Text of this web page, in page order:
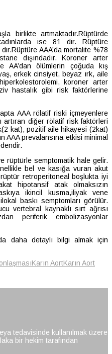
birlikte artmaktadır.Rüptürde
ise 81 dir. Rüptüre
AAA’da mortalite %78
dışındadır. Koroner arter
AA’dan ölümlerin çoğuda kış
erkek cinsiyet, beyaz ırk, aile
koroner arter
hastalık gibi risk faktörlerine
AAA rölatif riski içmeyenlere
artıran diğer rölatif risk faktörleri
kat), pozitif aile hikayesi (2kat)
AAA prevalansına etkisi minimal
rüptürle semptomatik hale gelir.
bel ve kasığa vuran akut
rüptür retroperitoneal boşlukta iyi
hipotansif atak olmaksızın
ikincil kusma,iliyak vene
baskı semptomları görülür.
vertebral kaynaklı sırt ağrısı
periferik embolizasyonlar
daha detaylı bilgi almak için
Karın AortKarın Aort
tedavisinde kullanılmak üzere
bir hekim tarafından